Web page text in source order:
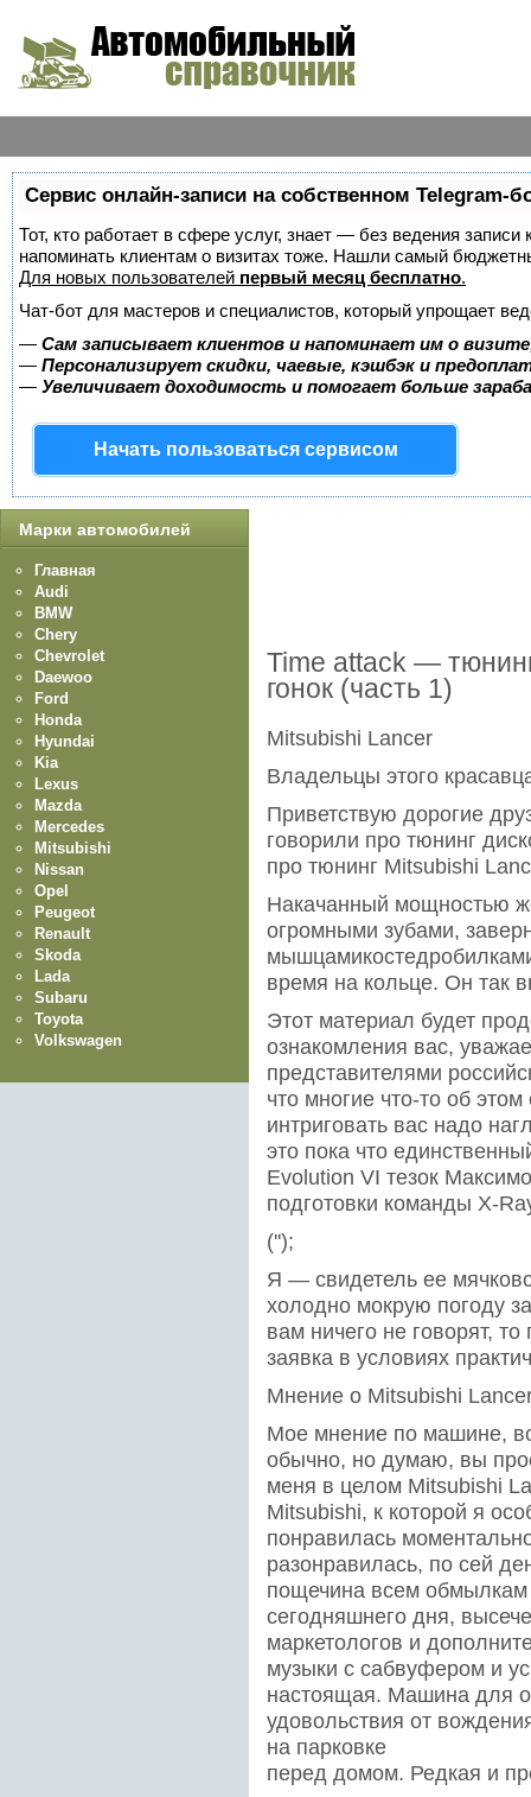
Сервис онлайн-записи на собственном Telegram-
Тот, кто работает в сфере услуг, знает — без ведения
напоминать клиентам о визитах тоже. Нашли самый
Для новых пользователей первый месяц бесплатно.
Чат-бот для мастеров и специалистов, который упрощает
— Сам записывает клиентов и напоминает им о
— Персонализирует скидки, чаевые, кэшбэк и
— Увеличивает доходимость и помогает больше
Начать пользоваться сервисом
Time attack —
гонок (часть 1)
Mitsubishi Lancer
Владельцы этого
Приветствую дорогие
говорили про тюнинг
про тюнинг Mitsubishi
Накачанный мощностью
огромными зубами,
время на кольце. Он так
Этот материал будет
ознакомления вас,
представителями
что многие что-то об
интриговать вас надо
это пока что
Evolution VI тезок
подготовки команды Х-
('');
Я — свидетель ее
холодно мокрую погоду
вам ничего не говорят,
заявка в условиях
Мнение о Mitsubishi
Мое мнение по машине,
обычно, но думаю, вы
меня в целом Mitsubishi
Mitsubishi, к которой я
понравилась
разонравилась, по сей
пощечина всем
сегодняшнего дня,
маркетологов и
музыки с сабвуфером и
настоящая. Машина для
удовольствия от
на парковке
перед домом. Редкая и
Марки автомобилей
Главная
Audi
BMW
Chery
Chevrolet
Daewoo
Ford
Honda
Hyundai
Kia
Lexus
Mazda
Mercedes
Mitsubishi
Nissan
Opel
Peugeot
Renault
Skoda
Lada
Subaru
Toyota
Volkswagen